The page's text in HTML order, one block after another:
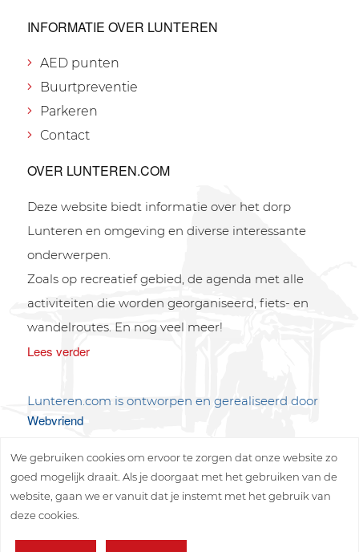
INFORMATIE OVER LUNTEREN
AED punten
Buurtpreventie
Parkeren
Contact
OVER LUNTEREN.COM
Deze website biedt informatie over het dorp
Lunteren en omgeving en diverse interessante
onderwerpen.
Zoals op recreatief gebied, de agenda met alle
activiteiten die worden georganiseerd, fiets- en
wandelroutes. En nog veel meer!
Lees verder
Lunteren.com is ontworpen en gerealiseerd door
Webvriend
We gebruiken cookies om ervoor te zorgen dat onze website zo
goed mogelijk draait. Als je doorgaat met het gebruiken van de
website, gaan we er vanuit dat je instemt met het gebruik van
deze cookies.